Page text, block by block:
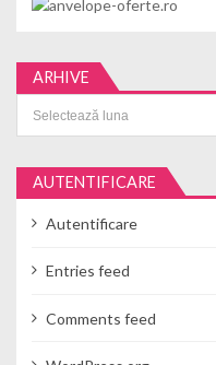
ARHIVE
AUTENTIFICARE
Autentificare
Entries feed
Comments feed